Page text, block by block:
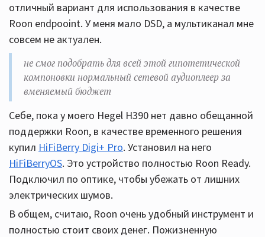
отличный вариант для использования в качестве
Roon endpooint. У меня мало DSD, а мультиканал мне
совсем не актуален.
не смог подобрать для всей этой гипотетической
компоновки нормальный сетевой аудиоплеер за
вменяемый бюджет
Cебе, пока у моего Hegel H390 нет давно обещанной
поддержки Roon, в качестве временного решения
купил HiFiBerry Digi+ Pro. Установил на него
HiFiBerryOS. Это устройство полностью Roon Ready.
Подключил по оптике, чтобы убежать от лишних
электрических шумов.
В общем, считаю, Roon очень удобный инструмент и
полностью стоит своих денег. Пожизненную